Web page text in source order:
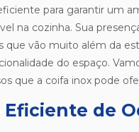
para garantir um
na cozinha. Sua
que vão muito além da
do espaço.
que a coifa inox pode
Eficiente de